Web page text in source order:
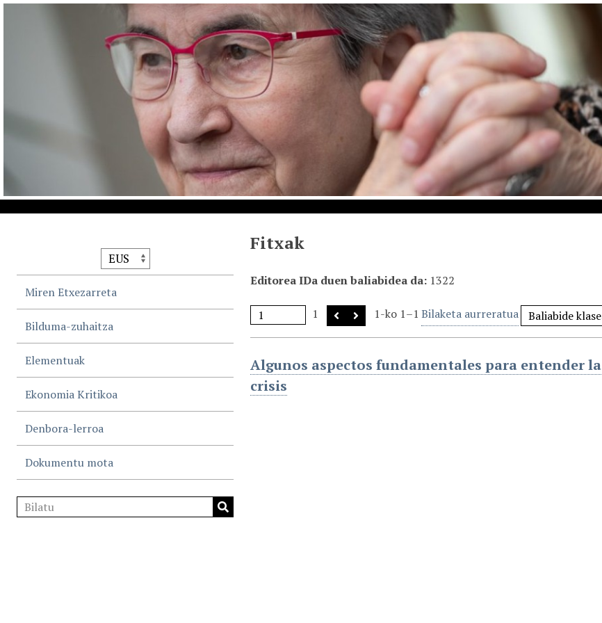
Miren Etxezarreta
Bilduma-zuhaitza
Elementuak
Ekonomia Kritikoa
Denbora-lerroa
Dokumentu mota
Fitxak
Editorea IDa duen baliabidea da 1322
1 1-ko 1–1 Bilaketa aurreratua
Algunos aspectos fundamentales para entender la
crisis